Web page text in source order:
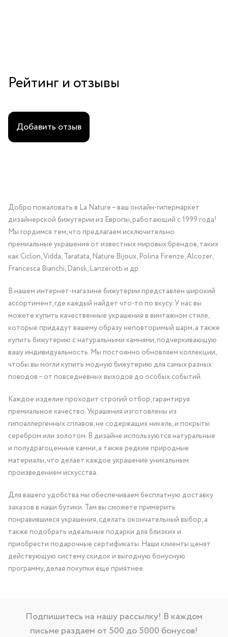
Рейтинг и отзывы
Добавить отзыв
Добро пожаловать в La Nature – ваш онлайн-гипермаркет
дизайнерской бижутерии из Европы, работающий с 1999 года!
Мы гордимся тем, что предлагаем исключительно
премиальные украшения от известных мировых брендов, таких
как Ciclon, Vidda, Taratata, Nature Bijoux, Polina Firenze, Alcozer,
Francesca Bianchi, Dansk, Lanzerotti и др.
В нашем интернет-магазине бижутерии представлен широкий
ассортимент, где каждый найдет что-то по вкусу. У нас вы
можете купить качественные украшения в винтажном стиле,
которые придадут вашему образу неповторимый шарм, а также
купить бижутерию с натуральными камнями, подчеркивающую
вашу индивидуальность. Мы постоянно обновляем коллекции,
чтобы вы могли купить модную бижутерию для самых разных
поводов – от повседневных выходов до особых событий.
Каждое изделие проходит строгий отбор, гарантируя
премиальное качество. Украшения изготовлены из
гипоаллергенных сплавов, не содержащих никель, и покрыты
серебром или золотом. В дизайне используются натуральные
и полудрагоценные камни, а также редкие природные
материалы, что делает каждое украшение уникальным
произведением искусства.
Для вашего удобства мы обеспечиваем бесплатную доставку
заказов в наши бутики. Там вы сможете примерить
понравившиеся украшения, сделать окончательный выбор, а
также подобрать идеальные подарки для близких и
приобрести подарочные сертификаты. Наши клиенты ценят
действующую систему скидок и выгодную бонусную
программу, делая покупки еще приятнее.
Подпишитесь на нашу рассылку! В каждом
письме раздаем от 500 до 5000 бонусов!